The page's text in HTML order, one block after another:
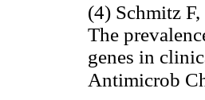
(4) Schmitz
The
genes in
Antimicrob